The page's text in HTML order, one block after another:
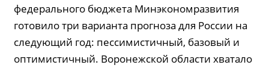
федерального бюджета Минэкономразвития
готовило три варианта прогноза для России на
следующий год: пессимистичный, базовый и
оптимистичный. Воронежской области хватало